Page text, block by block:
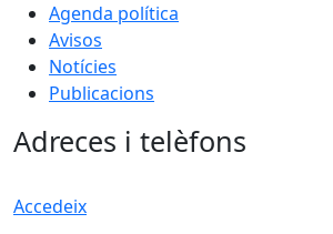
Agenda política
Avisos
Notícies
Publicacions
Adreces i telèfons
Accedeix